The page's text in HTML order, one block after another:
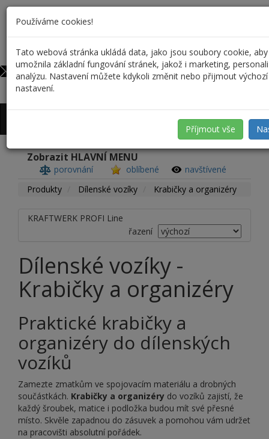
731 37 39 34
rformanek@forreus.cz
0
Zobrazit HLAVNÍ MENU
porovnání oblíbené
navštívené
Produkty
Dílenské vozíky Krabičky a organizéry
KRAFTWERK PROFI Line
řazení
Dílenské vozíky -
Krabičky a organizéry
Praktické krabičky a
organizéry do dílenských
vozíků
Zamezte zmatkům ve spojovacím materiálu a drobných
součástkách. Krabičky a organizéry do vozíků zajistí, že
každý šroubek, matice i podložka budou mít své přesné
místo. Skvěle zapadnou do zásuvek a pomohou vám udržet
na pracovišti absolutní pořádek.
Používáme cookies!
Tato webová stránka ukládá data, jako jsou soubory cookie, aby
umožnila základní fungování stránek, jakož i marketing,
analýzu. Nastavení můžete kdykoli změnit nebo přijmout výchozí
nastavení.
Příjmout vše